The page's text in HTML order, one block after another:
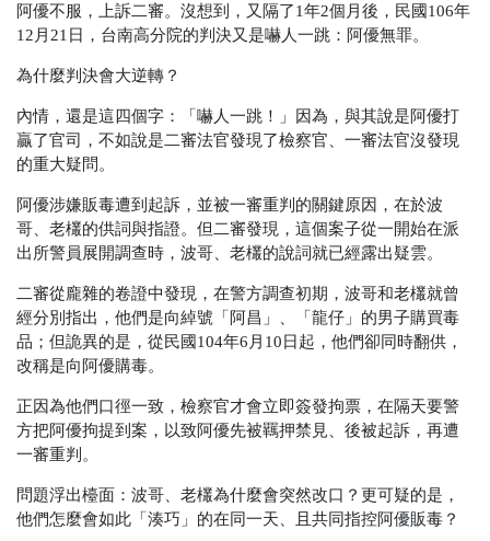
阿優不服，上訴二審。沒想到，又隔了1年2個月後，民國106年
12月21日，台南高分院的判決又是嚇人一跳：阿優無罪。
為什麼判決會大逆轉？
內情，還是這四個字：「嚇人一跳！」因為，與其說是阿優打
贏了官司，不如說是二審法官發現了檢察官、一審法官沒發現
的重大疑問。
阿優涉嫌販毒遭到起訴，並被一審重判的關鍵原因，在於波
哥、老欉的供詞與指證。但二審發現，這個案子從一開始在派
出所警員展開調查時，波哥、老欉的說詞就已經露出疑雲。
二審從龐雜的卷證中發現，在警方調查初期，波哥和老欉就曾
經分別指出，他們是向綽號「阿昌」、「龍仔」的男子購買毒
品；但詭異的是，從民國104年6月10日起，他們卻同時翻供，
改稱是向阿優購毒。
正因為他們口徑一致，檢察官才會立即簽發拘票，在隔天要警
方把阿優拘提到案，以致阿優先被羈押禁見、後被起訴，再遭
一審重判。
問題浮出檯面：波哥、老欉為什麼會突然改口？更可疑的是，
他們怎麼會如此「湊巧」的在同一天、且共同指控阿優販毒？